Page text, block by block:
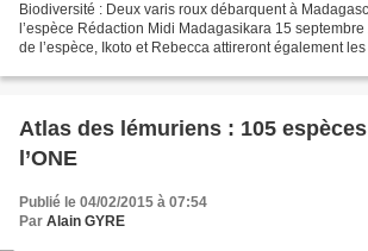
Biodiversité : Deux varis roux débarquent à
l’espèce Rédaction Midi Madagasikara 15
de l’espèce, Ikoto et Rebecca attireront également
Atlas des lémuriens : 105
l’ONE
Publié le 04/02/2015 à 07:54
Par Alain GYRE